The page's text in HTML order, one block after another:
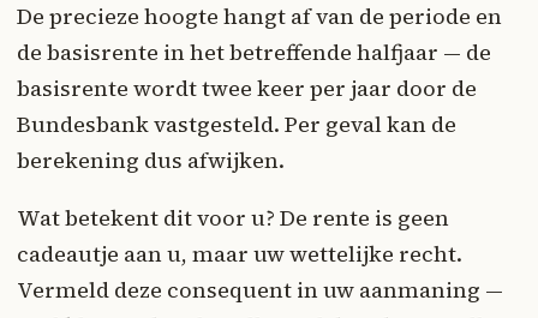
De precieze hoogte hangt af van de periode en
de basisrente in het betreffende halfjaar — de
basisrente wordt twee keer per jaar door de
Bundesbank vastgesteld. Per geval kan de
berekening dus afwijken.
Wat betekent dit voor u? De rente is geen
cadeautje aan u, maar uw wettelijke recht.
Vermeld deze consequent in uw aanmaning —